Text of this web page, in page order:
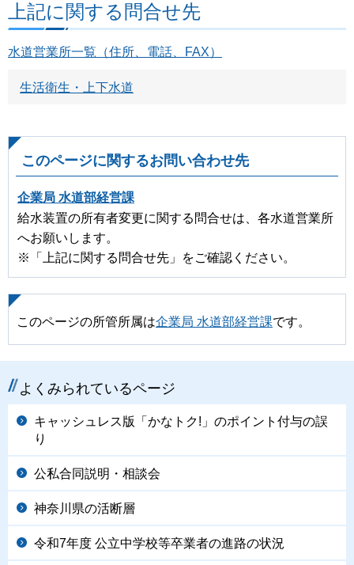
上記に関する問合せ先
水道営業所一覧（住所、電話、FAX）
生活衛生・上下水道
このページに関するお問い合わせ先
企業局 水道部経営課
給水装置の所有者変更に関する問合せは、各水道営業所
へお願いします。
※「上記に関する問合せ先」をご確認ください。
このページの所管所属は企業局 水道部経営課です。
よくみられているページ
キャッシュレス版「かなトク!」のポイント付与の誤
り
公私合同説明・相談会
神奈川県の活断層
令和7年度 公立中学校等卒業者の進路の状況